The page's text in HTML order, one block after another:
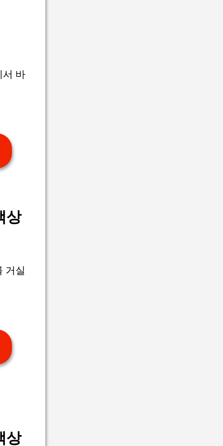
서 바
상
거실
상